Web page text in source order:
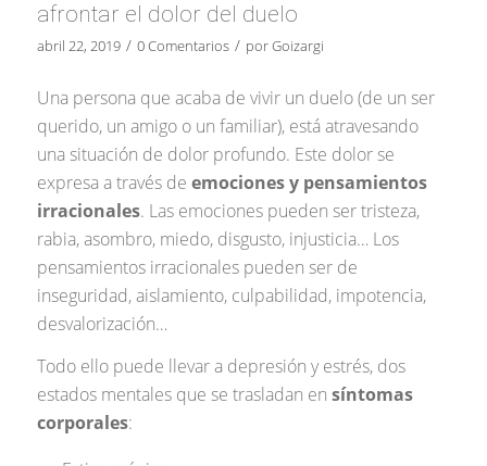
afrontar el dolor del duelo
abril 22, 2019 / 0 Comentarios / porGoizargi
Una persona que acaba de vivir un duelo (de un ser
querido, un amigo o un familiar), está atravesando
una situación de dolor profundo. Este dolor se
expresa a través de emociones y pensamientos
irracionales. Las emociones pueden ser tristeza,
rabia, asombro, miedo, disgusto, injusticia… Los
pensamientos irracionales pueden ser de
inseguridad, aislamiento, culpabilidad, impotencia,
desvalorización…
Todo ello puede llevar a depresión y estrés, dos
estados mentales que se trasladan en síntomas
corporales: